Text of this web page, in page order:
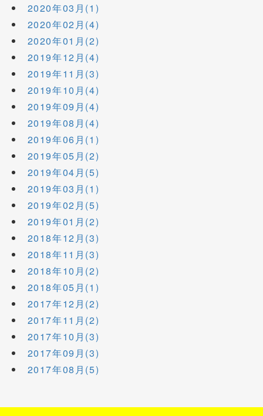
2020年03月(1)
2020年02月(4)
2020年01月(2)
2019年12月(4)
2019年11月(3)
2019年10月(4)
2019年09月(4)
2019年08月(4)
2019年06月(1)
2019年05月(2)
2019年04月(5)
2019年03月(1)
2019年02月(5)
2019年01月(2)
2018年12月(3)
2018年11月(3)
2018年10月(2)
2018年05月(1)
2017年12月(2)
2017年11月(2)
2017年10月(3)
2017年09月(3)
2017年08月(5)